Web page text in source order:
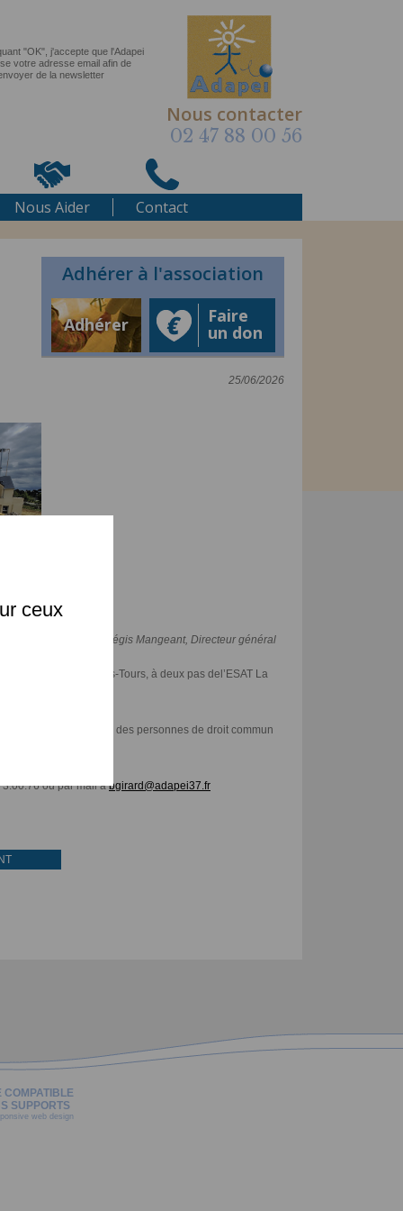
Nous contacter
02 47 88 00 56
Nous Aider Contact
25/06/2026
Lespine, Présidente, Régis Mangeant, Directeur général
Vert à Chambray-lès-Tours, à deux pas del’ESAT La
et une partie pour des personnes de droit commun
ou par mail àbgirard@adapei37.fr
Adhérer à l'association
Adhérer Faire
un don
COMPATIBLE
SUPPORTS
web design
ceux